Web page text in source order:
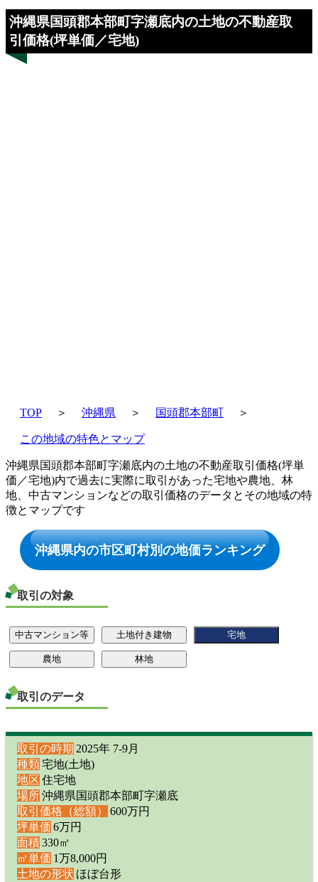
沖縄県国頭郡本部町字瀬底内の土地の不動産取
引価格(坪単価／宅地)
TOP ＞ 沖縄県 ＞ 国頭郡本部町 ＞
この地域の特色とマップ
沖縄県国頭郡本部町字瀬底内の土地の不動産取引価格(坪単
価／宅地)内で過去に実際に取引があった宅地や農地、林
地、中古マンションなどの取引価格のデータとその地域の特
徴とマップです
沖縄県内の市区町村別の地価ランキング
取引の対象
取引のデータ
取引の時期 2025年 7-9月
種類 宅地(土地)
地区 住宅地
場所沖縄県国頭郡本部町字瀬底
取引価格（総額）
600万円
坪単価 6万円
面積330㎡
㎡単価 1万8,000円
土地の形状 ほぼ台形